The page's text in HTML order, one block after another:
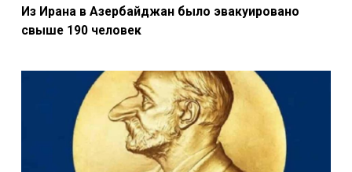
Из Ирана в Азербайджан было эвакуировано
свыше 190 человек